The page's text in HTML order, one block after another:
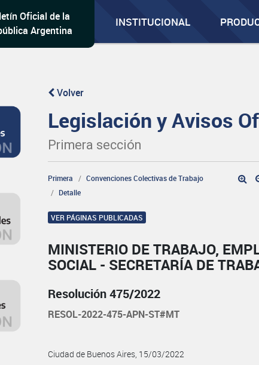
Oficial de la
Argentina
INSTITUCIONAL
Volver
Legislación y Avisos
Primera sección
Primera
Convenciones Colectivas de Trabajo
Detalle
VER PÁGINAS PUBLICADAS
MINISTERIO DE TRABAJO,
SOCIAL - SECRETARÍA DE
Resolución 475/2022
RESOL-2022-475-APN-ST#MT
Ciudad de Buenos Aires, 15/03/2022